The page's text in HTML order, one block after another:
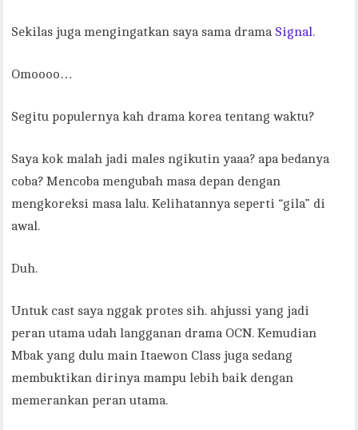
Sekilas juga mengingatkan saya sama drama Signal.
Omoooo…
Segitu populernya kah drama korea tentang waktu?
Saya kok malah jadi males ngikutin yaaa? apa bedanya
coba? Mencoba mengubah masa depan dengan
mengkoreksi masa lalu. Kelihatannya seperti “gila” di
awal.
Duh.
Untuk cast saya nggak protes sih. ahjussi yang jadi
peran utama udah langganan drama OCN. Kemudian
Mbak yang dulu main Itaewon Class juga sedang
membuktikan dirinya mampu lebih baik dengan
memerankan peran utama.